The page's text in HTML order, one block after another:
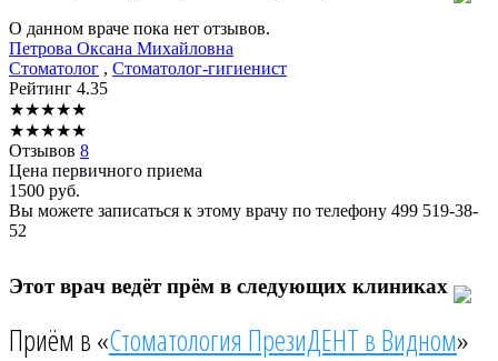
О данном враче пока нет отзывов.
Петрова Оксана Михайловна
Стоматолог , Стоматолог-гигиенист
Рейтинг 4.35
★★★★★
★★★★★
Отзывов 8
Цена первичного приема
1500 руб.
Вы можете записаться к этому врачу по телефону 499 519-38-
52
Этот врач ведёт прём в следующих клиниках
Приём в «Стоматология ПрезиДЕНТ в Видном»